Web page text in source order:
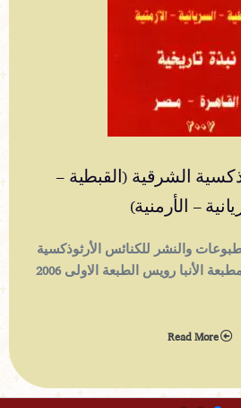
الشرقية (القبطية –
– الأرمنية)
والنشر للكنائس الأرثوذكسية
الأنبا رويس الطبعة الاولى 2006
Read More